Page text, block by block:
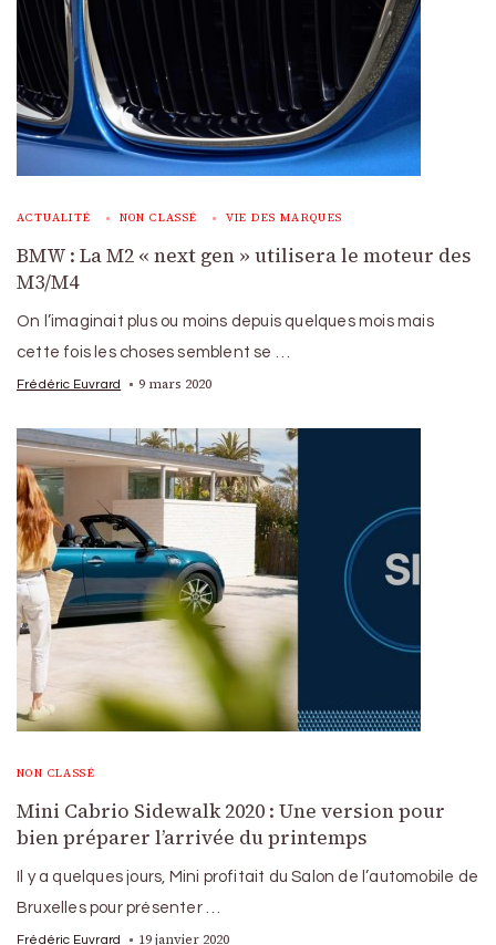
ACTUALITÉ NON CLASSÉ VIE DES MARQUES
BMW : La M2 « next gen » utilisera le moteur des
M3/M4
On l’imaginait plus ou moins depuis quelques mois mais
cette fois les choses semblent se …
Frédéric Euvrard 9 mars 2020
NON CLASSÉ
Mini Cabrio Sidewalk 2020 : Une version pour
bien préparer l’arrivée du printemps
Il y a quelques jours, Mini profitait du Salon de l’automobile de
Bruxelles pour présenter …
Frédéric Euvrard 19 janvier 2020